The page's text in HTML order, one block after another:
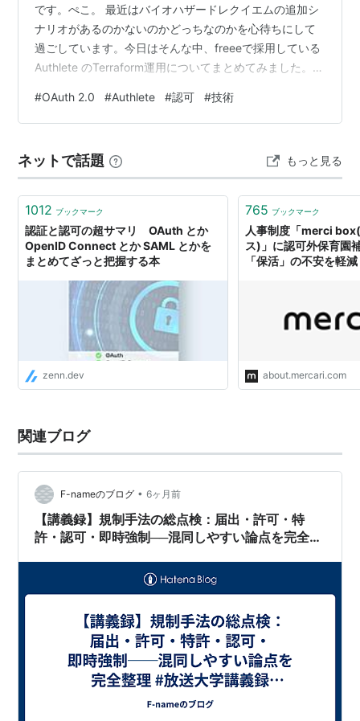
です。ぺこ。 最近はバイオハザードレクイエムの追加シ
ナリオがあるのかないのかどっちなのかを心待ちにして
過ごしています。今日はそんな中、freeeで採用している
Authlete のTerraform運用についてまとめてみました。特
いためそういった事情も踏まえて紹介していきます。 は
じめに freeeでは、OAuth 2.0 / OpenID Connect に基づ
ロサービスにて運用しています。この認可基盤のバック
エ…
#OAuth 2.0 #Authlete #認可 #技術
ネットで話題 もっと見る
1012 ブックマーク
認証と認可の超サマリ OAuth とか
OpenID Connect とか SAML とかを
まとめてざっと把握する本
zenn.dev
765 ブックマーク
人事制度「merci
ス)」に認可外保育園
「保活」の不安を軽
about.mercari.com
関連ブログ
F-nameのブログ • 6ヶ月前
【講義録】規制手法の総点検：届出・許可・特
許・認可・即時強制──混同しやすい論点を完全整